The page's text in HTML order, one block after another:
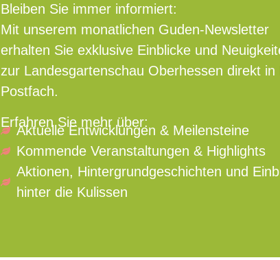
Bleiben Sie immer informiert:
Mit unserem monatlichen Guden-Newsletter
erhalten Sie exklusive Einblicke und
zur Landesgartenschau Oberhessen direkt in
Postfach.
Erfahren Sie mehr über:
Aktuelle Entwicklungen & Meilensteine
Kommende Veranstaltungen & Highlights
Aktionen, Hintergrundgeschichten und
hinter die Kulissen